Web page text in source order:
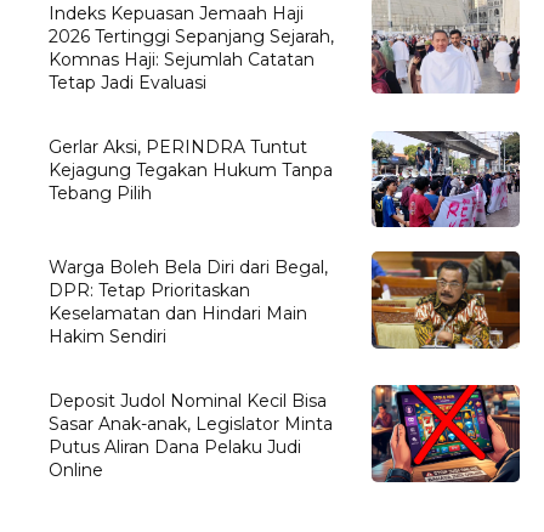
Indeks Kepuasan Jemaah Haji
2026 Tertinggi Sepanjang Sejarah,
Komnas Haji: Sejumlah Catatan
Tetap Jadi Evaluasi
Gerlar Aksi, PERINDRA Tuntut
Kejagung Tegakan Hukum Tanpa
Tebang Pilih
Warga Boleh Bela Diri dari Begal,
DPR: Tetap Prioritaskan
Keselamatan dan Hindari Main
Hakim Sendiri
Deposit Judol Nominal Kecil Bisa
Sasar Anak-anak, Legislator Minta
Putus Aliran Dana Pelaku Judi
Online